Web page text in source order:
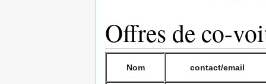
Offres de co-
Nom contact/email